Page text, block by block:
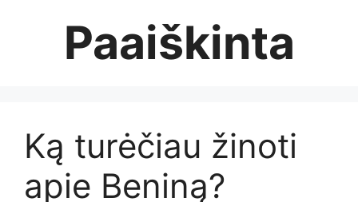
Paaiškinta
Ką turėčiau žinoti
apie Beniną?